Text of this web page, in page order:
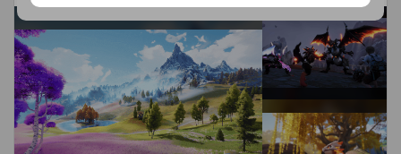
ください。
EAはwww.ea.com/jp/1/service-updatesに30日間の通知後に、
オンラインのサービスを停止することがあります。
お客様への大切なお知らせ。本アプリをご利用の際は以下にご
注意ください。インターネットへの直接リンクが含まれます。